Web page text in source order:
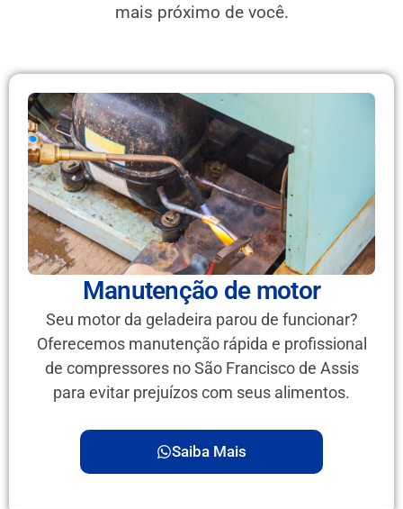
mais próximo de você.
Manutenção de motor
Seu motor da geladeira parou de funcionar?
Oferecemos manutenção rápida e profissional
de compressores no São Francisco de Assis
para evitar prejuízos com seus alimentos.
Saiba Mais